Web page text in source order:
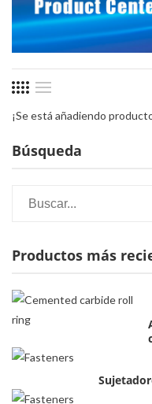
Búsqueda
Productos más
¡Se está añadiendo